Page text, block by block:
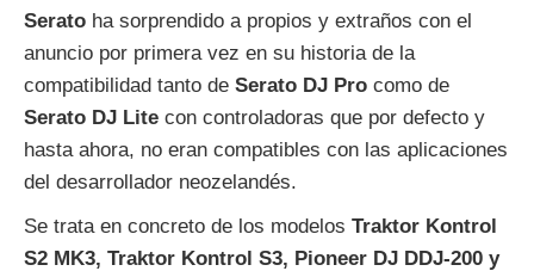
Serato ha sorprendido a propios y extraños con el
anuncio por primera vez en su historia de la
compatibilidad tanto de Serato DJ Pro como de
Serato DJ Lite con controladoras que por defecto y
hasta ahora, no eran compatibles con las aplicaciones
del desarrollador neozelandés.
Se trata en concreto de los modelos Traktor Kontrol
S2 MK3, Traktor Kontrol S3, Pioneer DJ DDJ-200 y